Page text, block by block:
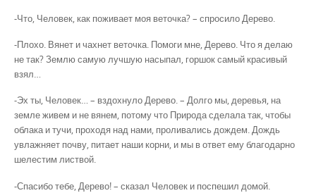
-Что, Человек, как поживает моя веточка? – спросило Дерево.
-Плохо. Вянет и чахнет веточка. Помоги мне, Дерево. Что я делаю
не так? Землю самую лучшую насыпал, горшок самый красивый
взял…
-Эх ты, Человек… – вздохнуло Дерево. – Долго мы, деревья, на
земле живем и не вянем, потому что Природа сделала так, чтобы
облака и тучи, проходя над нами, проливались дождем. Дождь
увлажняет почву, питает наши корни, и мы в ответ ему благодарно
шелестим листвой.
-Спасибо тебе, Дерево! – сказал Человек и поспешил домой.